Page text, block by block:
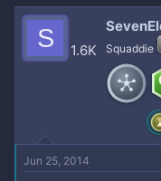
e
e
r
t
d
a
t
e
S 1.6K Squaddie
Jun 25, 2014